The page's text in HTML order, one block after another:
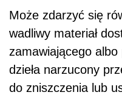
Może zdarzyć się
wadliwy materiał
zamawiającego
dzieła narzucony
do zniszczenia lub